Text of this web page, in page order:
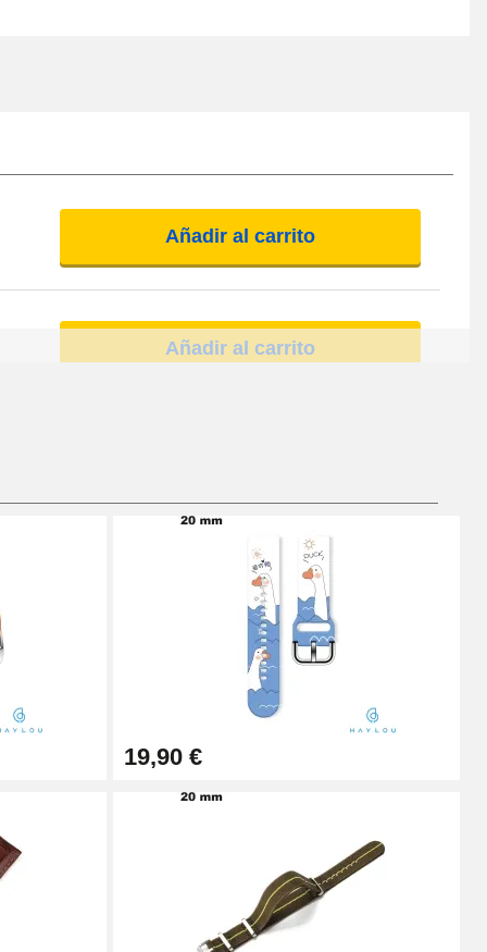
Añadir al carrito
Añadir al carrito
Añadir al carrito
Añadir al carrito
Añadir al carrito
Añadir al carrito
19,90 €